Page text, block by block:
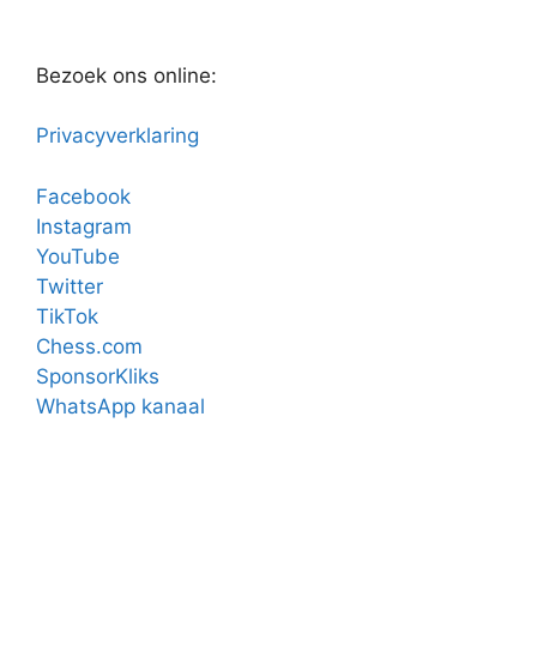
Bezoek ons online:
Privacyverklaring
Facebook
Instagram
YouTube
Twitter
TikTok
Chess.com
SponsorKliks
WhatsApp kanaal